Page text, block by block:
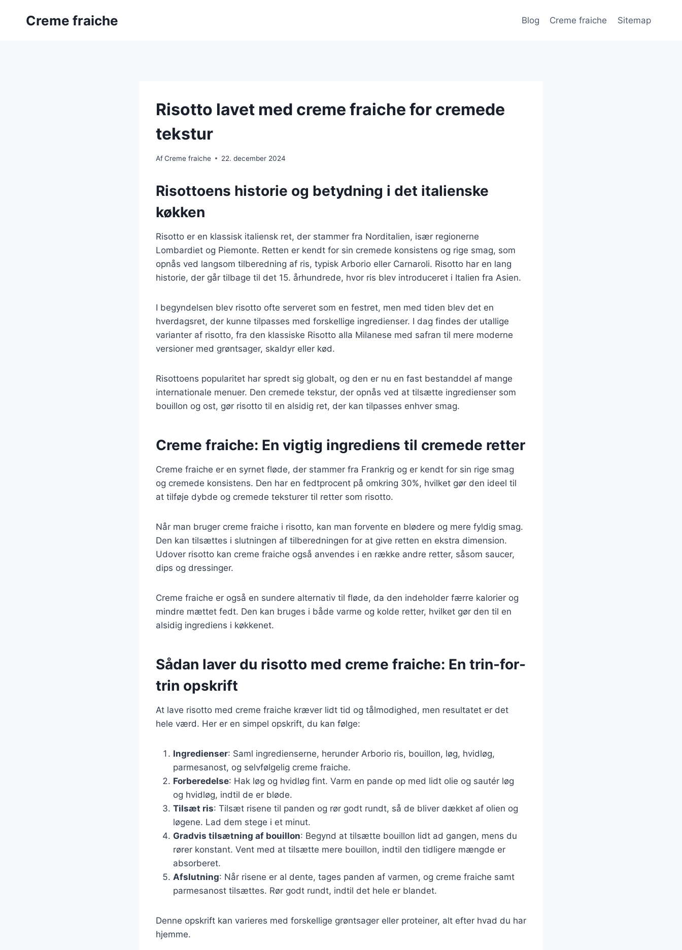
Creme fraiche Blog Creme fraiche Sitemap
Risotto lavet med creme fraiche for cremede
tekstur
AfCreme fraiche 22. december 2024
Risottoens historie og betydning i det italienske
køkken
Risotto er en klassisk italiensk ret, der stammer fra Norditalien, især regionerne
Lombardiet og Piemonte. Retten er kendt for sin cremede konsistens og rige smag, som
opnås ved langsom tilberedning af ris, typisk Arborio eller Carnaroli. Risotto har en lang
historie, der går tilbage til det 15. århundrede, hvor ris blev introduceret i Italien fra Asien.
I begyndelsen blev risotto ofte serveret som en festret, men med tiden blev det en
hverdagsret, der kunne tilpasses med forskellige ingredienser. I dag findes der utallige
varianter af risotto, fra den klassiske Risotto alla Milanese med safran til mere moderne
versioner med grøntsager, skaldyr eller kød.
Risottoens popularitet har spredt sig globalt, og den er nu en fast bestanddel af mange
internationale menuer. Den cremede tekstur, der opnås ved at tilsætte ingredienser som
bouillon og ost, gør risotto til en alsidig ret, der kan tilpasses enhver smag.
Creme fraiche: En vigtig ingrediens til cremede retter
Creme fraiche er en syrnet fløde, der stammer fra Frankrig og er kendt for sin rige smag
og cremede konsistens. Den har en fedtprocent på omkring 30%, hvilket gør den ideel til
at tilføje dybde og cremede teksturer til retter som risotto.
Når man bruger creme fraiche i risotto, kan man forvente en blødere og mere fyldig smag.
Den kan tilsættes i slutningen af tilberedningen for at give retten en ekstra dimension.
Udover risotto kan creme fraiche også anvendes i en række andre retter, såsom saucer,
dips og dressinger.
Creme fraiche er også en sundere alternativ til fløde, da den indeholder færre kalorier og
mindre mættet fedt. Den kan bruges i både varme og kolde retter, hvilket gør den til en
alsidig ingrediens i køkkenet.
Sådan laver du risotto med creme fraiche: En trin-for-
trin opskrift
At lave risotto med creme fraiche kræver lidt tid og tålmodighed, men resultatet er det
hele værd. Her er en simpel opskrift, du kan følge:
Ingredienser: Saml ingredienserne, herunder Arborio ris, bouillon, løg, hvidløg,
parmesanost, og selvfølgelig creme fraiche.
Forberedelse: Hak løg og hvidløg fint. Varm en pande op med lidt olie og sautér løg
og hvidløg, indtil de er bløde.
Tilsæt ris: Tilsæt risene til panden og rør godt rundt, så de bliver dækket af olien og
løgene. Lad dem stege i et minut.
Gradvis tilsætning af bouillon: Begynd at tilsætte bouillon lidt ad gangen, mens du
rører konstant. Vent med at tilsætte mere bouillon, indtil den tidligere mængde er
absorberet.
Afslutning: Når risene er al dente, tages panden af varmen, og creme fraiche samt
parmesanost tilsættes. Rør godt rundt, indtil det hele er blandet.
Denne opskrift kan varieres med forskellige grøntsager eller proteiner, alt efter hvad du har
hjemme.